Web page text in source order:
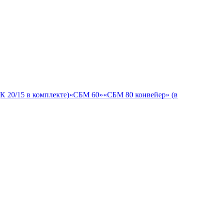
20/15 в комплекте)«СБМ 60»«СБМ 80 конвейер» (в